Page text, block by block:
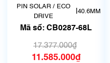
Controlled CB0287-
68L
PIN SOLAR / ECO
DRIVE
40.6MM
Mã số: CB0287-68L
17.377.000₫
11.585.000₫